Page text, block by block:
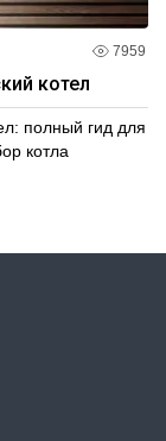
7959
котел
полный гид для
котла